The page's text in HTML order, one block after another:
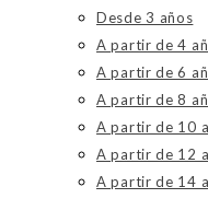
Desde 3 años
A partir de 4
A partir de 6
A partir de 8
A partir de 10
A partir de 12
A partir de 14